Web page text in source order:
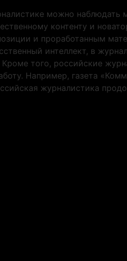
можно
контенту и
и проработанным
интеллект, в
Кроме того, российские
Например, газета
журналистика